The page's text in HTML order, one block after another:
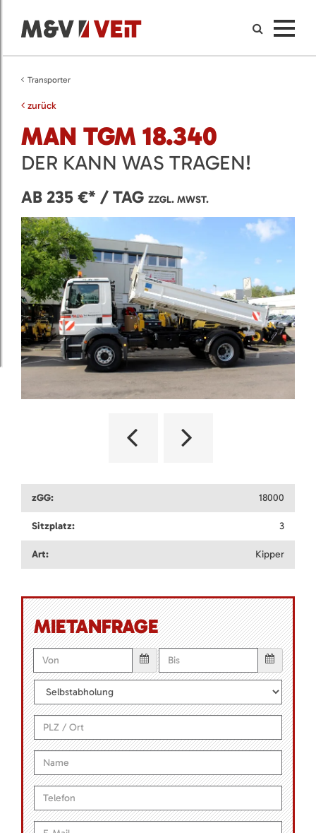
Transporter
zurück
MAN TGM 18.340
DER KANN WAS TRAGEN!
AB 235 €* / TAG ZZGL. MWST.
zGG: 18000
Sitzplatz: 3
Art: Kipper
MIETANFRAGE